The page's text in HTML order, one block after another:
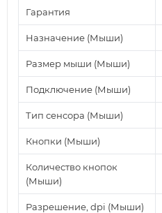
Гарантия
Назначение (Мыши)
Размер мыши (Мыши)
Подключение (Мыши)
Тип сенсора (Мыши)
Кнопки (Мыши)
Количество кнопок
(Мыши)
Разрешение, dpi (Мыши)